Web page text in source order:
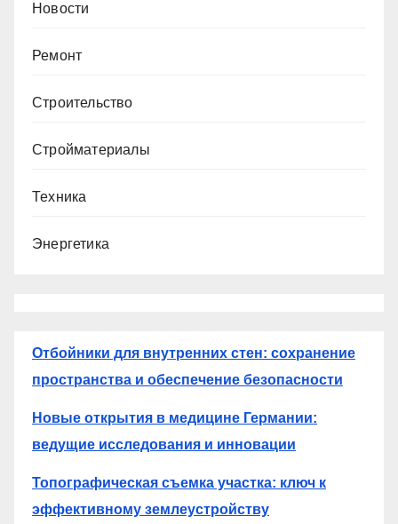
Новости
Ремонт
Строительство
Стройматериалы
Техника
Энергетика
Отбойники для внутренних стен: сохранение
пространства и обеспечение безопасности
Новые открытия в медицине Германии:
ведущие исследования и инновации
Топографическая съемка участка: ключ к
эффективному землеустройству